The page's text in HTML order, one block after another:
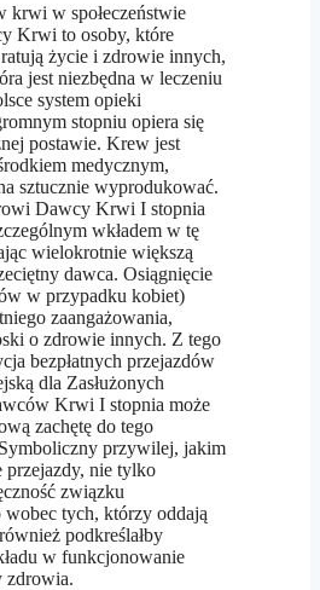
krwi w społeczeństwie
Krwi to osoby, które
życie i zdrowie innych,
jest niezbędna w leczeniu
system opieki
stopniu opiera się
postawie. Krew jest
medycznym,
sztucznie wyprodukować.
Dawcy Krwi I stopnia
wkładem w tę
wielokrotnie większą
dawca. Osiągnięcie
w przypadku kobiet)
zaangażowania,
o zdrowie innych. Z tego
bezpłatnych przejazdów
dla Zasłużonych
Krwi I stopnia może
zachętę do tego
przywilej, jakim
przejazdy, nie tylko
związku
wobec tych, którzy oddają
podkreślałby
w funkcjonowanie
zdrowia.